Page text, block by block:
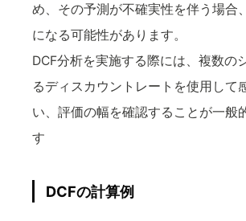
め、その予測が不確実性を伴う場合
になる可能性があります。
DCF分析を実施する際には、複数の
るディスカウントレートを使用して
い、評価の幅を確認することが一般
す
DCFの計算例